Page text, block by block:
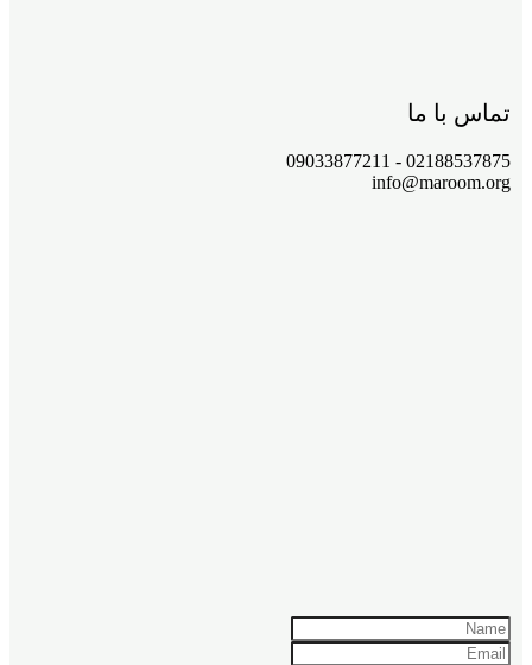
تماس با ما
02188537875 - 09033877211
info@maroom.org